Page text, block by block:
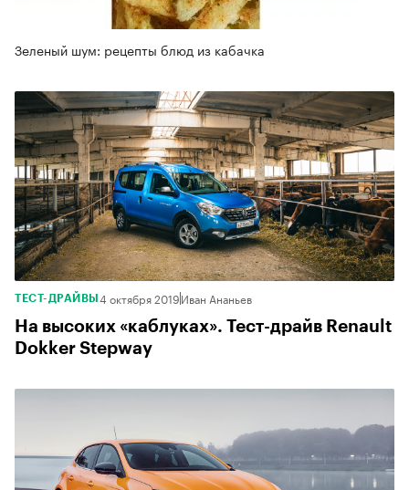
Зеленый шум: рецепты блюд из кабачка
ТЕСТ-ДРАЙВЫ 4 октября 2019Иван Ананьев
На высоких «каблуках». Тест-драйв Renault
Dokker Stepway